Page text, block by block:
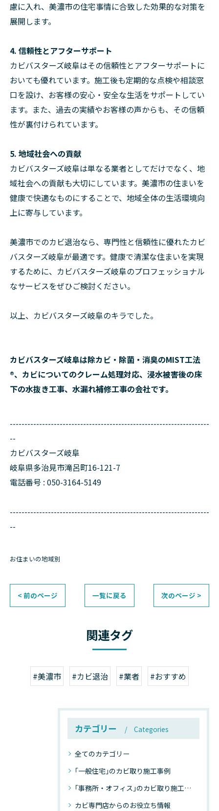
慮に入れ、美濃市の住宅事情に合致した効果的な対策を
展開します。
4. 信頼性とアフターサポート
カビバスターズ岐阜はその信頼性とアフターサポートに
おいても優れています。施工後も定期的な点検や相談窓
口を設け、お客様の安心・安全な生活をサポートしてい
ます。また、過去の実績やお客様の声からも、その信頼
性が裏付けられています。
5. 地域社会への貢献
カビバスターズ岐阜は単なる業者としてだけでなく、地
域社会への貢献も大切にしています。美濃市の住まいを
健康で快適なものにすることで、地域全体の生活環境向
上に寄与しています。
美濃市でのカビ退治なら、専門性と信頼性に優れたカビ
バスターズ岐阜が最適です。健康で清潔な住まいを実現
するために、カビバスターズ岐阜のプロフェッショナル
なサービスをぜひご検討ください。
以上、カビバスターズ岐阜のキラでした。
カビバスターズ岐阜は除カビ・除菌・消臭のMIST工法
®、カビについてのクレーム処理対応、浸水被害後の床
下の水抜き工事、水漏れ補修工事の会社です。
--------------------------------------------------------------------
--
カビバスターズ岐阜
岐阜県多治見市滝呂町16-121-7
電話番号 : 050-3164-5149
--------------------------------------------------------------------
--
お住まいの地域別
< 前のページ 一覧に戻る 次のページ >
関連タグ
#美濃市 #カビ退治 #業者 #おすすめ
カテゴリー Categories
全てのカテゴリー
｢一般住宅｣のカビ取り施工事例
｢事務所・オフィス｣のカビ取り施工事例
カビ専門店からのお役立ち情報